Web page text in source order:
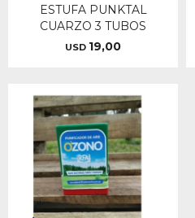
ESTUFA PUNKTAL
CUARZO 3 TUBOS
USD 19,00